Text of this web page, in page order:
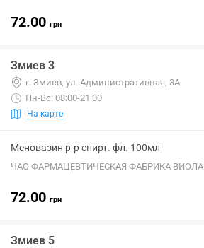
72.00 грн
Змиев 3
г. Змиев, ул. Административная, 3А
Пн-Вс: 08:00-21:00
На карте
Меновазин р-р спирт. фл. 100мл
ЧАО ФАРМАЦЕВТИЧЕСКАЯ ФАБРИКА ВИОЛА
72.00 грн
Змиев 5